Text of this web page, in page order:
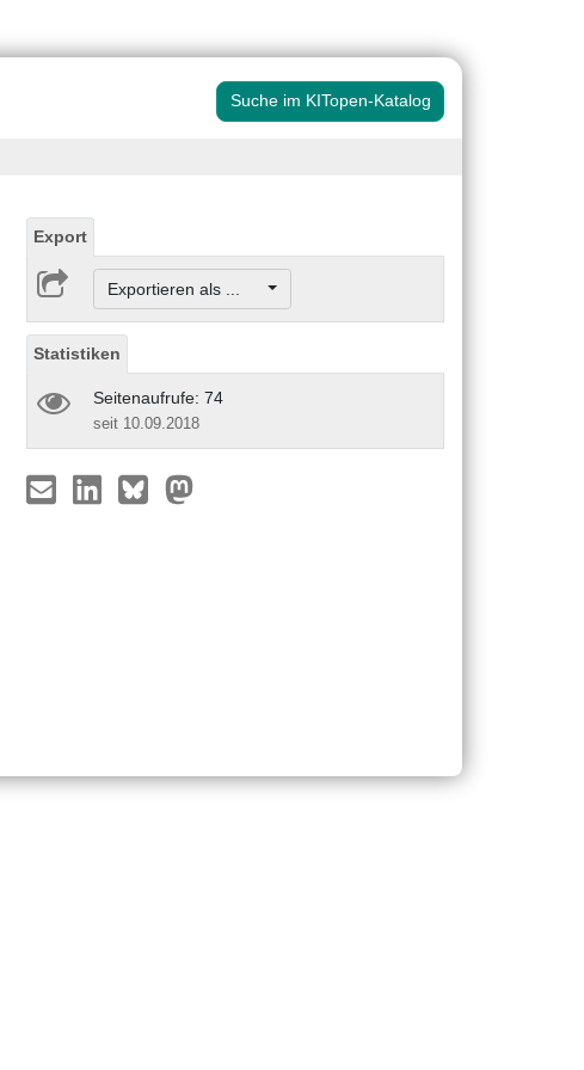
Suche im KITopen-Katalog
Export
Exportieren als ...
Statistiken
Seitenaufrufe: 74
seit 10.09.2018